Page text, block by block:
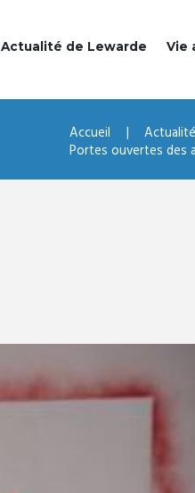
Actualité de Lewarde Vie
Accueil
Portes ouvertes des